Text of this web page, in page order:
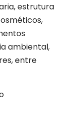
estrutura
ambiental,
entre